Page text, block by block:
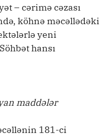
– cərimə cəzası
köhnə məcəllədəki
yeni
hansı
maddələr
181-ci